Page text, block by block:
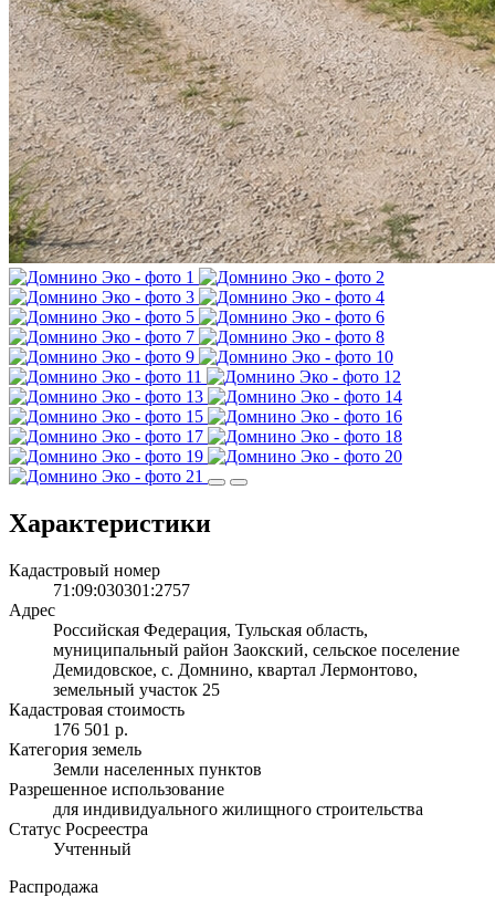
Характеристики
Кадастровый номер
71:09:030301:2757
Адрес
Российская Федерация, Тульская область,
муниципальный район Заокский, сельское поселение
Демидовское, с. Домнино, квартал Лермонтово,
земельный участок 25
Кадастровая стоимость
176 501 р.
Категория земель
Земли населенных пунктов
Разрешенное использование
для индивидуального жилищного строительства
Статус Росреестра
Учтенный
Распродажа